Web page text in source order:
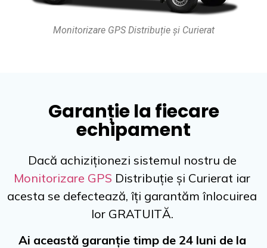
Monitorizare GPS Distribuție și Curierat
Garanție la fiecare
echipament​
Monitorizare GPS Distribuție și Curierat iar
acesta se defectează, îți garantăm înlocuirea
lor GRATUITĂ.
Ai această garanție timp de 24 luni de la